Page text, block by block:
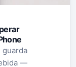
guarda
—